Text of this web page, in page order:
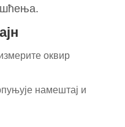
оквир
намештај и